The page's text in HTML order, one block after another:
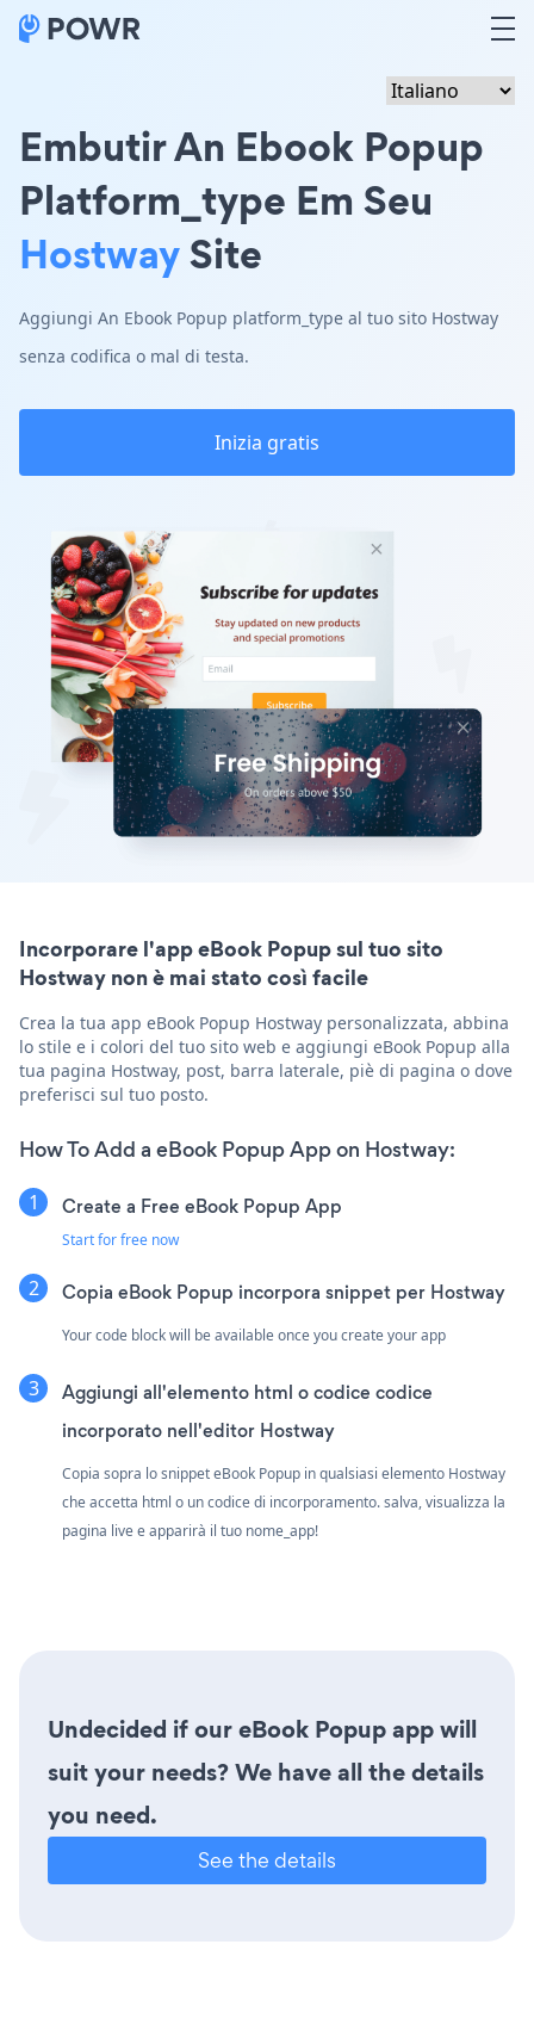
Embutir An Ebook Popup
Platform_type Em Seu
HostwaySite
Aggiungi An Ebook Popup platform_type al tuo sito Hostway
senza codifica o mal di testa.
Inizia gratis
Incorporare l'app eBook Popup sul tuo sito
Hostway non è mai stato così facile
Crea la tua app eBook Popup Hostway personalizzata, abbina
lo stile e i colori del tuo sito web e aggiungi eBook Popup alla
tua pagina Hostway, post, barra laterale, piè di pagina o dove
preferisci sul tuo posto.
How To Add a eBook Popup App on Hostway:
Create a Free eBook Popup App
Start for free now
Copia eBook Popup incorpora snippet per Hostway
Your code block will be available once you create your app
Aggiungi all'elemento html o codice codice
incorporato nell'editor Hostway
Copia sopra lo snippet eBook Popup in qualsiasi elemento Hostway
che accetta html o un codice di incorporamento. salva, visualizza la
pagina live e apparirà il tuo nome_app!
Undecided if our eBook Popup app will
suit your needs? We have all the details
you need.
See the details